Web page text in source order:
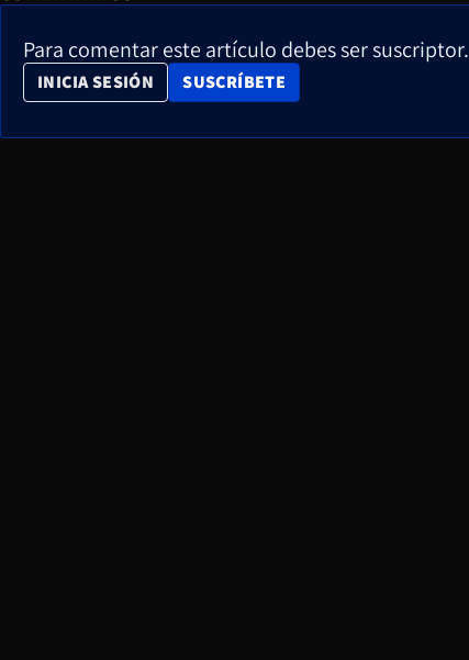
Para comentar este artículo debes ser suscriptor.
INICIA SESIÓN SUSCRÍBETE
OPENS IN NEW WINDOW